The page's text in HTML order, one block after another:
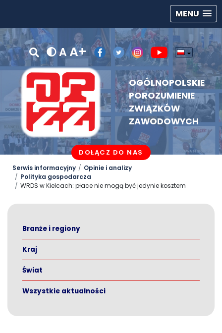
MENU
A A+
OGÓLNOPOLSKIE
POROZUMIENIE
ZWIĄZKÓW
ZAWODOWYCH
DOŁĄCZ DO NAS
Serwis informacyjny
Opinie i analizy
Polityka gospodarcza
WRDS w Kielcach: płace nie mogą być jedynie kosztem
Branże i regiony
Kraj
Świat
Wszystkie aktualności